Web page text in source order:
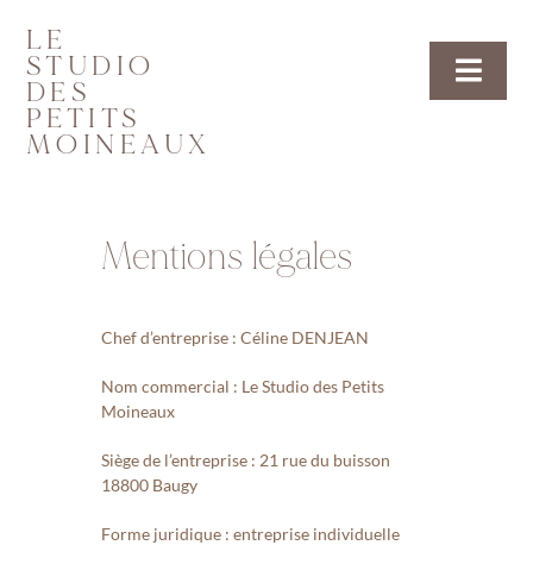
contenu
LE
STUDIO
DES
PETITS
MOINEAUX
Accueil
Divers
Accès privé
Mentions légales
Chef d’entreprise : Céline DENJEAN
Nom commercial : Le Studio des Petits
Moineaux
Siège de l’entreprise : 21 rue du buisson
18800 Baugy
Forme juridique : entreprise individuelle